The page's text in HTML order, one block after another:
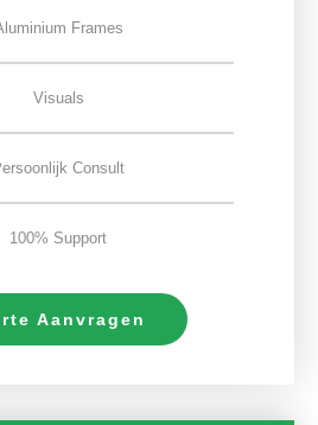
Frames
Visuals
Consult
100% Support
Aanvragen